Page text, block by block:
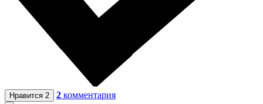
Нравится 2 2 комментария